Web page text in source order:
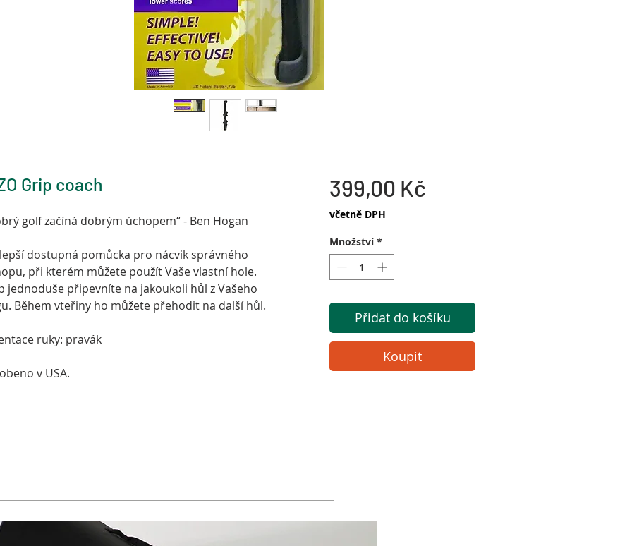
Grip coach
golf začíná dobrým úchopem“ - Ben Hogan
dostupná pomůcka pro nácvik správného
při kterém můžete použít Vaše vlastní hole.
jednoduše připevníte na jakoukoli hůl z Vašeho
Během vteřiny ho můžete přehodit na další hůl.
ruky: pravák
v USA.
399,00 Kč
včetně DPH
Množství *
Přidat do košíku
Koupit